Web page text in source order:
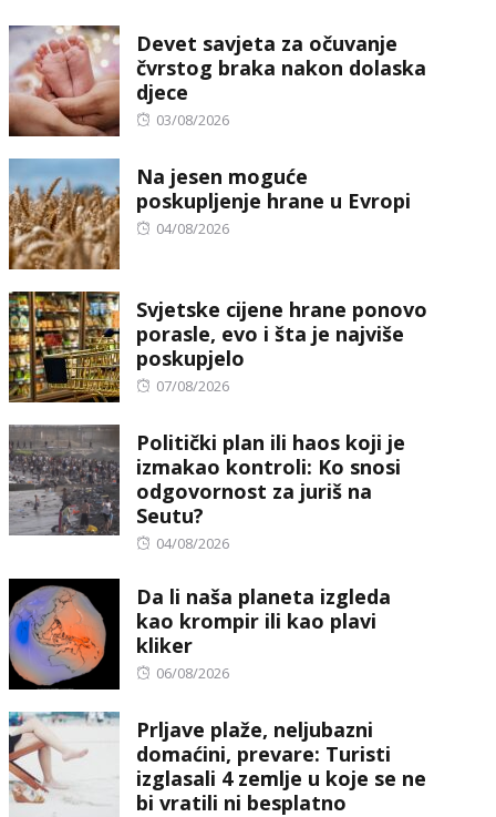
Devet savjeta za očuvanje
čvrstog braka nakon dolaska
djece
Posted
03/08/2026
Na jesen moguće
poskupljenje hrane u Evropi
Posted
04/08/2026
Svjetske cijene hrane ponovo
porasle, evo i šta je najviše
poskupjelo
Posted
07/08/2026
Politički plan ili haos koji je
izmakao kontroli: Ko snosi
odgovornost za juriš na
Seutu?
Posted
04/08/2026
Da li naša planeta izgleda
kao krompir ili kao plavi
kliker
Posted
06/08/2026
Prljave plaže, neljubazni
domaćini, prevare: Turisti
izglasali 4 zemlje u koje se ne
bi vratili ni besplatno